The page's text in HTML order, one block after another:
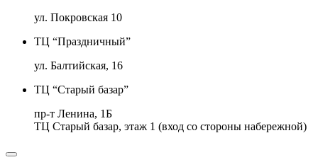
ул. Покровская 10
ТЦ “Праздничный”
ул. Балтийская, 16
ТЦ “Старый базар”
пр-т Ленина, 1Б
ТЦ Старый базар, этаж 1 (вход со стороны набережной)